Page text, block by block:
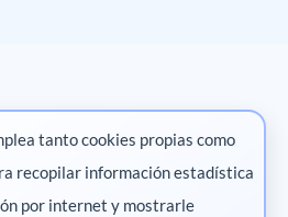
Marketing digital
tanto cookies propias como
recopilar información estadística
por internet y mostrarle